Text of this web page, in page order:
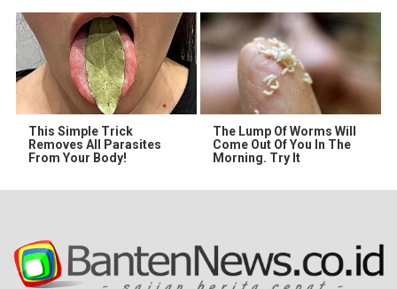
This Simple Trick
Removes All Parasites
From Your Body!
The Lump Of Worms Will
Come Out Of You In The
Morning. Try It